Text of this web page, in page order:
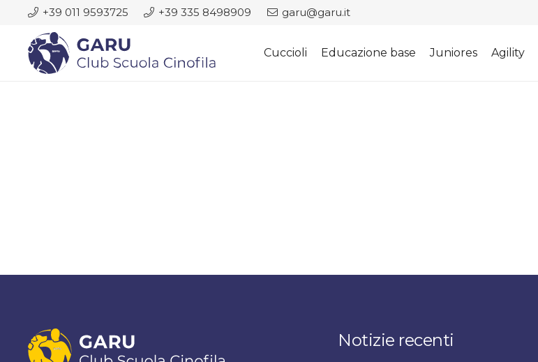
+39 011 9593725 +39 335 8498909 garu@garu.it
Cuccioli Educazione base Juniores Agility
Notizie recenti